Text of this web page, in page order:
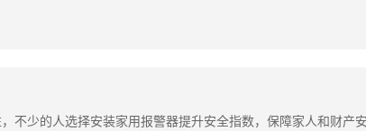
不少的人选择安装家用报警器提升安全指数，保障家人和财产